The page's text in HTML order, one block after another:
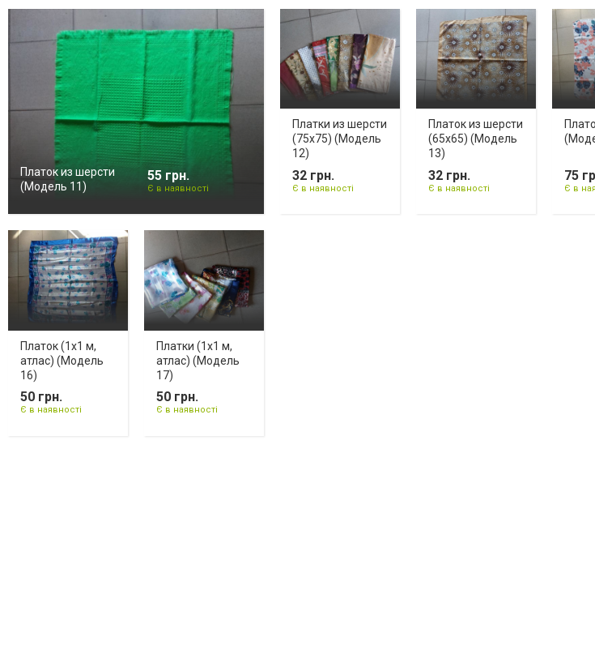
Платок из шерсти
(Модель 11)
55 грн.
Є в наявності
Платки из шерсти
(75х75) (Модель
12)
32 грн.
Є в наявності
Платок из шерсти
(65х65) (Модель
13)
32 грн.
Є в наявності
75
Є в
Платок (1х1 м,
атлас) (Модель
16)
50 грн.
Є в наявності
Платки (1х1 м,
атлас) (Модель
17)
50 грн.
Є в наявності